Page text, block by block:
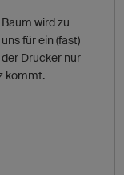
wird zu
für ein (fast)
Drucker nur
kommt.